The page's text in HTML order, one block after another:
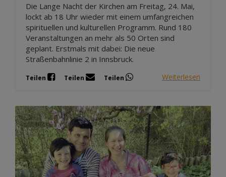
Die Lange Nacht der Kirchen am Freitag, 24. Mai,
lockt ab 18 Uhr wieder mit einem umfangreichen
spirituellen und kulturellen Programm. Rund 180
Veranstaltungen an mehr als 50 Orten sind
geplant. Erstmals mit dabei: Die neue
Straßenbahnlinie 2 in Innsbruck.
Teilen Teilen Teilen Weiterlesen